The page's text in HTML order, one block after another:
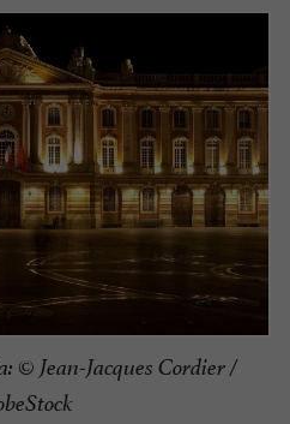
© Jean-Jacques Cordier /